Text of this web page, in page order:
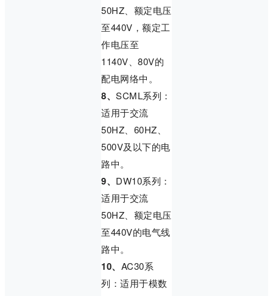
50HZ、额定电压
至440V，额定工
作电压至
1140V、80V的
配电网络中。
8、 SCML系列：
适用于交流
50HZ、60HZ、
500V及以下的电
路中。
9、 DW10系列：
适用于交流
50HZ、额定电压
至440V的电气线
路中。
10、 AC30系
列：适用于模数